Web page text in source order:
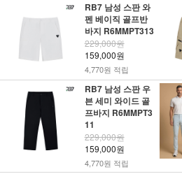
RB7 남성 스판 와
펜 베이직 골프반
바지 R6MMPT313
229,000원
159,000원
4,770원 적립
RB7 남성 스판 우
븐 세미 와이드 골
프바지 R6MMPT3
11
229,000원
159,000원
4,770원 적립